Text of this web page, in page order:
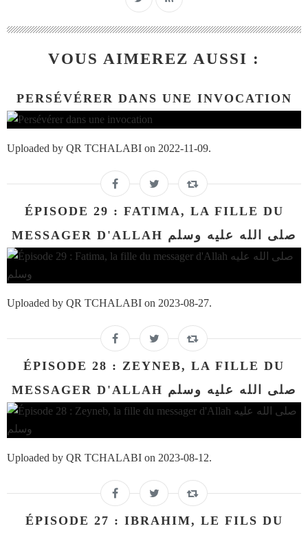
VOUS AIMEREZ AUSSI :
PERSÉVÉRER DANS UNE INVOCATION
Uploaded by QR TCHALABI on 2022-11-09.
ÉPISODE 29 : FATIMA, LA FILLE DU
MESSAGER D'ALLAH صلى الله عليه وسلم
Uploaded by QR TCHALABI on 2023-08-27.
ÉPISODE 28 : ZEYNEB, LA FILLE DU
MESSAGER D'ALLAH صلى الله عليه وسلم
Uploaded by QR TCHALABI on 2023-08-12.
ÉPISODE 27 : IBRAHIM, LE FILS DU